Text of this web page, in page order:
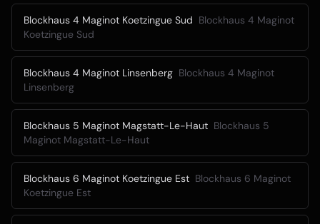
Blockhaus 4 Maginot Koetzingue Sud Blockhaus 4 Maginot
Koetzingue Sud
Blockhaus 4 Maginot Linsenberg Blockhaus 4 Maginot
Linsenberg
Blockhaus 5 Maginot Magstatt-Le-Haut Blockhaus 5
Maginot Magstatt-Le-Haut
Blockhaus 6 Maginot Koetzingue Est Blockhaus 6 Maginot
Koetzingue Est